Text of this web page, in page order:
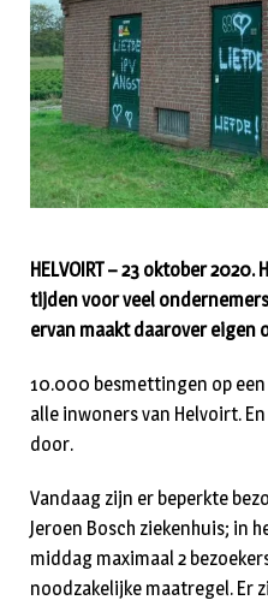
HELVOIRT – 23 oktober
tijden voor veel
ervan maakt daarover eigen
10.000 besmettingen op een
alle inwoners van Helvoirt.
door.
Vandaag zijn er beperkte
Jeroen Bosch ziekenhuis; in
middag maximaal 2
noodzakelijke maatregel. Er